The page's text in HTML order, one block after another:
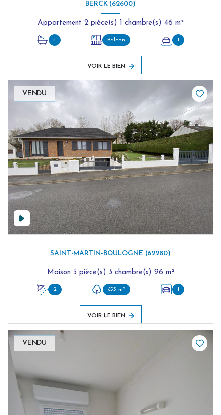
BERCK (62600)
Appartement 2 pièce(s) 1 chambre(s) 46 m²
1 Balcon 1
VOIR LE BIEN
VENDU
SAINT-MARTIN-BOULOGNE (62280)
Maison 5 pièce(s) 3 chambre(s) 96 m²
2 853 m² 1
VOIR LE BIEN
VENDU